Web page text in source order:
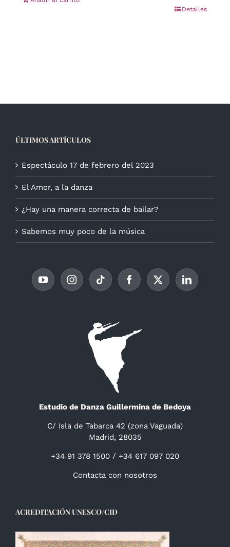
Detalles
ÚLTIMOS ARTÍCULOS
Espectáculo 17 de febrero del 2023
El Amor, a la danza
¿Hay una manera correcta de bailar?
Sabemos muy poco de la música
Estudio de Danza Guillermina de Bedoya
C/ Isla de Tabarca 42 (zona Vaguada)
Madrid, 28035
+34 91 378 1500 / +34 617 097 020
Contacta con nosotros
ACREDITACIÓN UNESCO/CID